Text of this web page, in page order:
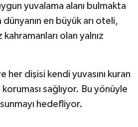
yuvalama alanı bulmakta
en büyük arı oteli,
olan yalnız
dişisi kendi yuvasını kuran
koruması sağlıyor. Bu yönüyle
hedefliyor.